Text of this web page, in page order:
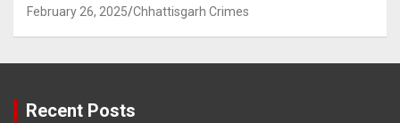
February 26, 2025 Chhattisgarh Crimes
Recent Posts